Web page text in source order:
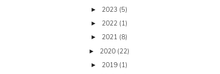
► 2023 (5)
► 2022 (1)
► 2021 (8)
► 2020 (22)
► 2019 (1)